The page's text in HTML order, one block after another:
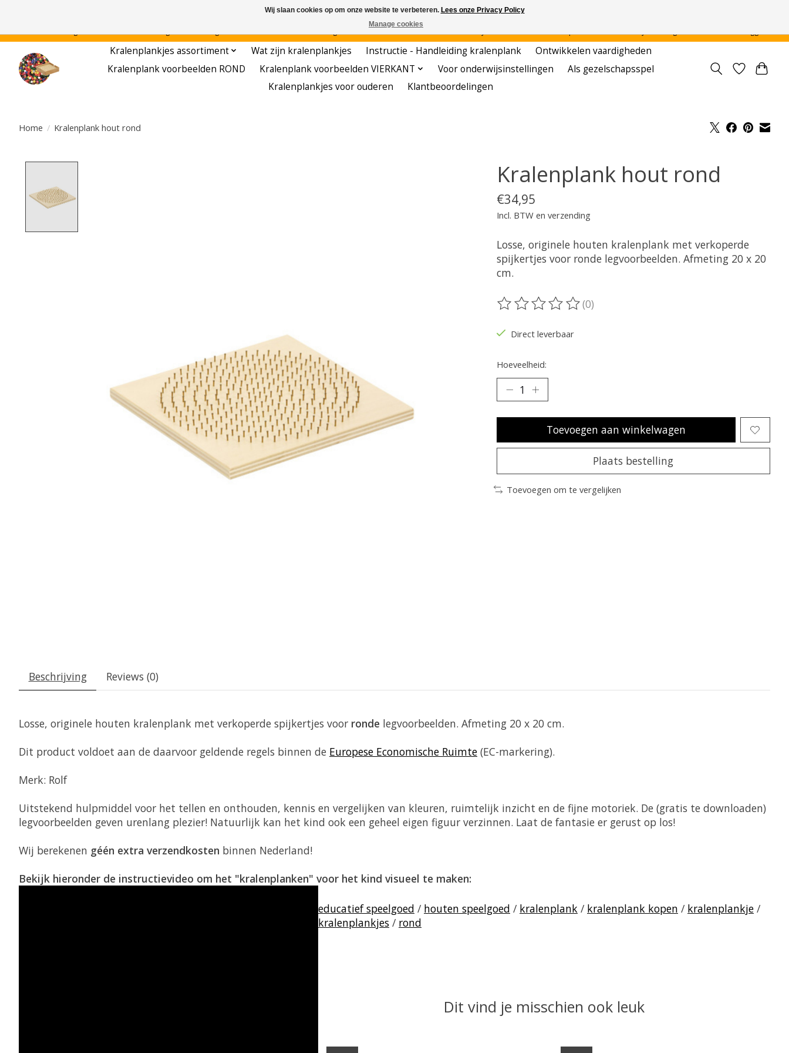
Kralenplankjes assortiment Wat zijn kralenplankjes Instructie - Handleiding kralenplank
Ontwikkelen vaardigheden
Kralenplank voorbeelden ROND
Kralenplank voorbeelden VIERKANT Voor onderwijsinstellingen
Als gezelschapsspel
Kralenplankjes voor ouderen
Klantbeoordelingen
Home / Kralenplank hout rond
Kralenplank hout rond
€34,95
Incl. BTW en verzending
Losse, originele houten kralenplank met verkoperde
spijkertjes voor ronde legvoorbeelden. Afmeting 20 x 20
cm.
De beoordeling van dit product is
(0)
Direct leverbaar
Hoeveelheid:
Toevoegen aan winkelwagen
Plaats bestelling
Toevoegen om te vergelijken
Beschrijving Reviews (0)
Losse, originele houten kralenplank met verkoperde spijkertjes voor ronde legvoorbeelden. Afmeting 20 x 20 cm.
Dit product voldoet aan de daarvoor geldende regels binnen de Europese Economische Ruimte (EC-markering).
Merk: Rolf
Uitstekend hulpmiddel voor het tellen en onthouden, kennis en vergelijken van kleuren, ruimtelijk inzicht en de fijne motoriek. De (gratis te downloaden)
legvoorbeelden geven urenlang plezier! Natuurlijk kan het kind ook een geheel eigen figuur verzinnen. Laat de fantasie er gerust op los!
Wij berekenen géén extra verzendkosten binnen Nederland!
Bekijk hieronder de instructievideo om het "kralenplanken" voor het kind visueel te maken:
educatief speelgoed / houten speelgoed / kralenplank / kralenplank kopen / kralenplankje /
kralenplankjes / rond
Dit vind je misschien ook leuk
Items van productcarrousel
Wij slaan cookies op om onze website te verbeteren. Lees onze Privacy Policy
Manage cookies